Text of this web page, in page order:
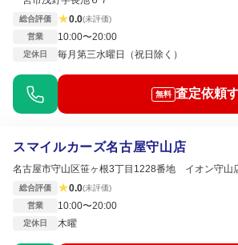
総合評価 ★0.0(未評価)
営業
10:00〜20:00
定休日 毎月第三水曜日（祝日除く）
無料 査定依頼
スマイルカーズ名古屋守山店
名古屋市守山区笹ヶ根3丁目1228番地 イオン守山
総合評価 ★0.0(未評価)
営業
10:00〜20:00
定休日 木曜